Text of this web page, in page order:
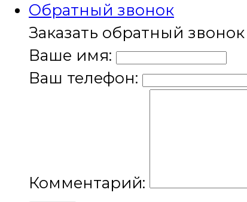
Обратный звонок
Заказать обратный звонок
Ваше имя:
Ваш телефон:
Комментарий: